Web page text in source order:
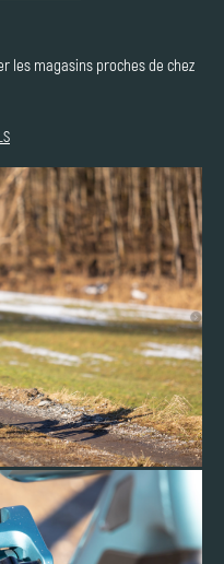
les magasins proches de chez